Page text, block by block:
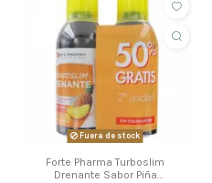
Fuera de stock
Forte Pharma Turboslim
Drenante Sabor Piña